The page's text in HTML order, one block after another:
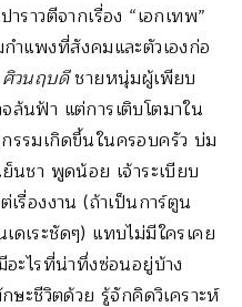
ราวตีจากเรื่อง “เอกเทพ”
ำแพงที่สังคมและตัวเองก่อ
ศิวนฤบดีชายหนุ่มผู้เพียบ
ล้นฟ้า แต่การเติบโตมาใน
รมเกิดขึ้นในครอบครัว บ่ม
นชา พูดน้อย เจ้าระเบียบ
รื่องงาน (ถ้าเป็นการ์ตูน
เระชัดๆ) แทบไม่มีใครเคย
ะไรที่น่าทึ่งซ่อนอยู่บ้าง
ษะชีวิตด้วย รู้จักคิดวิเคราะห์